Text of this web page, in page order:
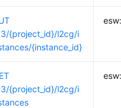
{project_id}/l2cg/i
{instance_id}
{project_id}/l2cg/i